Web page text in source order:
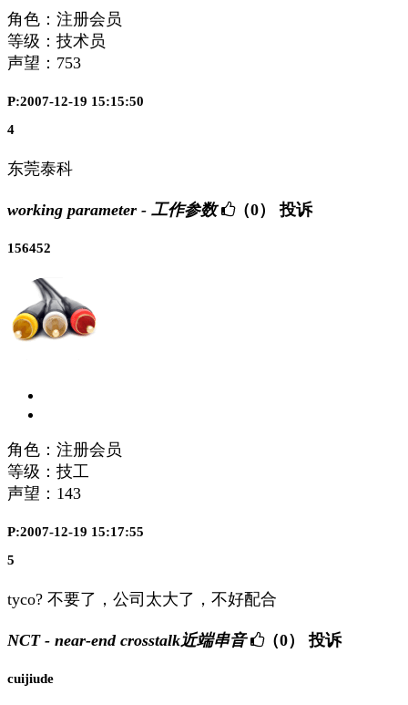
角色：注册会员
等级：技术员
声望： 753
P:2007-12-19 15:15:50
4
东莞泰科
working parameter - 工作参数 （0） 投诉
156452
角色：注册会员
等级：技工
声望： 143
P:2007-12-19 15:17:55
5
tyco? 不要了，公司太大了，不好配合
NCT - near-end crosstalk近端串音 （0） 投诉
cuijiude